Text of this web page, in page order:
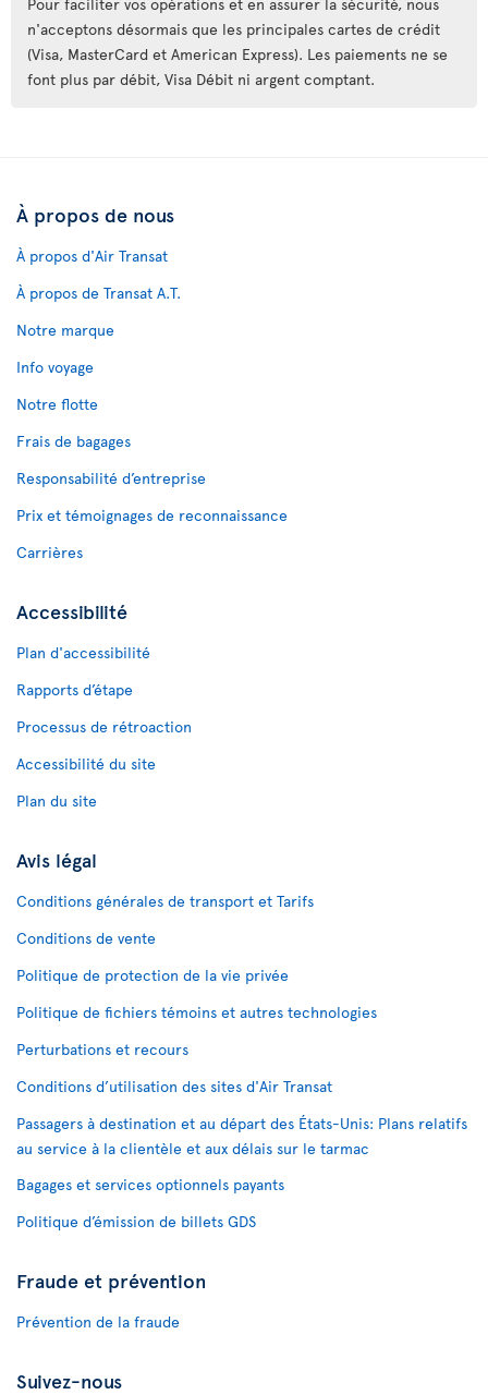
n'acceptons désormais que les principales cartes de crédit
(Visa, MasterCard et American Express). Les paiements ne se
font plus par débit, Visa Débit ni argent comptant.
À propos de nous
À propos d'Air Transat
À propos de Transat A.T.
Notre marque
Info voyage
Notre flotte
Frais de bagages
Responsabilité d’entreprise
Prix et témoignages de reconnaissance
Carrières
Accessibilité
Plan d'accessibilité
Rapports d’étape
Processus de rétroaction
Accessibilité du site
Plan du site
Avis légal
Conditions générales de transport et Tarifs
Conditions de vente
Politique de protection de la vie privée
Politique de fichiers témoins et autres technologies
Perturbations et recours
Conditions d’utilisation des sites d'Air Transat
Passagers à destination et au départ des États-Unis: Plans relatifs
au service à la clientèle et aux délais sur le tarmac
Bagages et services optionnels payants
Politique d’émission de billets GDS
Fraude et prévention
Prévention de la fraude
Suivez-nous